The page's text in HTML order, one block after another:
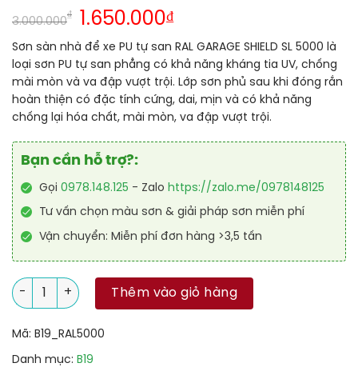
3.000.000
₫ 1.650.000₫
Sơn sàn nhà để xe PU tự san RAL GARAGE SHIELD SL 5000 là
loại sơn PU tự san phẳng có khả năng kháng tia UV, chống
mài mòn và va đập vượt trội. Lớp sơn phủ sau khi đóng rắn
hoàn thiện có đặc tính cứng, dai, mịn và có khả năng
chống lại hóa chất, mài mòn, va đập vượt trội.
Bạn cần hỗ trợ?:
Gọi 0978.148.125 - Zalo https://zalo.me/0978148125
Tư vấn chọn màu sơn & giải pháp sơn miễn phí
Vận chuyển: Miễn phí đơn hàng >3,5 tấn
Sơn sàn nhà để xe PU tự san RAL GARAGE SHIELD SL 5000 số
Thêm vào giỏ hàng
Mã: B19_RAL5000
Danh mục: B19